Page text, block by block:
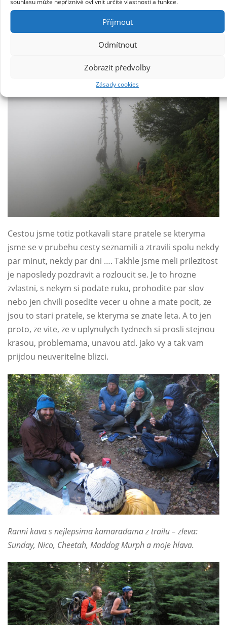
souhlasu může nepříznivě ovlivnit určité vlastnosti a funkce.
Příjmout
Odmítnout
Zobrazit předvolby
Zásady cookies
Cestou jsme totiz potkavali stare pratele se kteryma
jsme se v prubehu cesty seznamili a ztravili spolu nekdy
par minut, nekdy par dni …. Takhle jsme meli prilezitost
je naposledy pozdravit a rozloucit se. Je to hrozne
zvlastni, s nekym si podate ruku, prohodite par slov
nebo jen chvili posedite vecer u ohne a mate pocit, ze
jsou to stari pratele, se kteryma se znate leta. A to jen
proto, ze vite, ze v uplynulych tydnech si prosli stejnou
krasou, problemama, unavou atd. jako vy a tak vam
prijdou neuveritelne blizci.
Ranni kava s nejlepsima kamaradama z trailu – zleva:
Sunday, Nico, Cheetah, Maddog Murph a moje hlava.